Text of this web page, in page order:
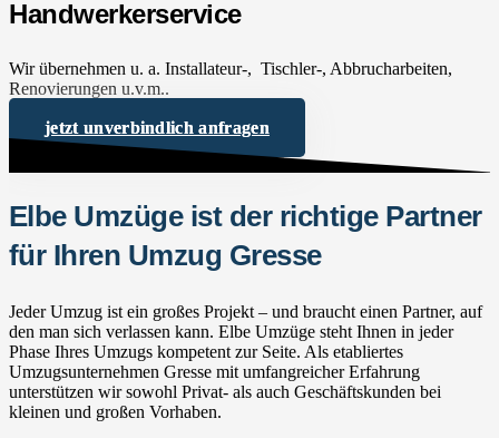
Handwerkerservice
Wir übernehmen u. a. Installateur-, Tischler-, Abbrucharbeiten,
Renovierungen u.v.m..
jetzt unverbindlich anfragen
Elbe Umzüge ist der richtige Partner
für Ihren Umzug Gresse
Jeder Umzug ist ein großes Projekt – und braucht einen Partner, auf
den man sich verlassen kann. Elbe Umzüge steht Ihnen in jeder
Phase Ihres Umzugs kompetent zur Seite. Als etabliertes
Umzugsunternehmen Gresse mit umfangreicher Erfahrung
unterstützen wir sowohl Privat- als auch Geschäftskunden bei
kleinen und großen Vorhaben.